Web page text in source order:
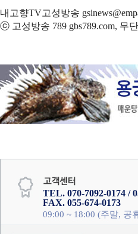
내고향TV고성방송
ⓒ 고성방송 789 gbs789.com, 무
TEL. 070-7092-0174 /
FAX. 055-674-0173
09:00 ~ 18:00 (주말, 공